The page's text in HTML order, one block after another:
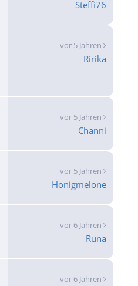
Steffi76
vor 5 Jahren
Ririka
vor 5 Jahren
Channi
vor 5 Jahren
Honigmelone
vor 6 Jahren
Runa
vor 6 Jahren